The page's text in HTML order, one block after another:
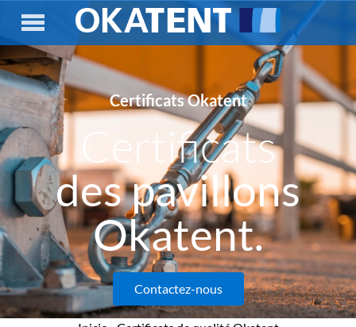
Certificats Okatent
Certificats
des pavillons
Okatent.
Contactez-nous